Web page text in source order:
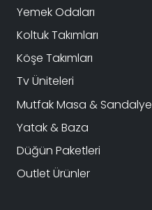
Yemek Odaları
Koltuk Takımları
Köşe Takımları
Tv Üniteleri
Mutfak Masa & Sandalye
Yatak & Baza
Düğün Paketleri
Outlet Ürünler